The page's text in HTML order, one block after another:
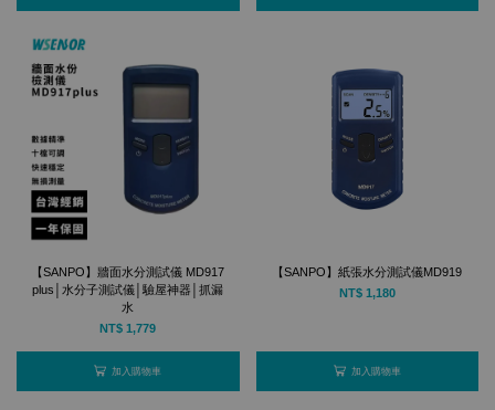
【SANPO】牆面水分測試儀 MD917
plus│水分子測試儀│驗屋神器│抓漏
水
NT$ 1,779
加入購物車
【SANPO】紙張水分測試儀MD919
NT$ 1,180
加入購物車